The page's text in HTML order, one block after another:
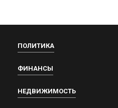
ПОЛИТИКА
ФИНАНСЫ
НЕДВИЖИМОСТЬ